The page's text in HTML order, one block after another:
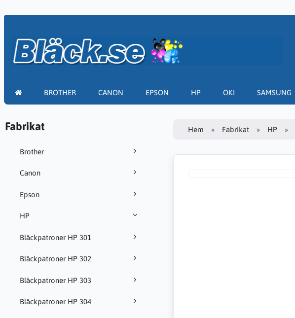
BROTHER CANON EPSON HP OKI SAMSUNG
Fabrikat
Brother
Canon
Epson
HP
Bläckpatroner HP 301
Bläckpatroner HP 302
Bläckpatroner HP 303
Bläckpatroner HP 304
Hem Fabrikat HP